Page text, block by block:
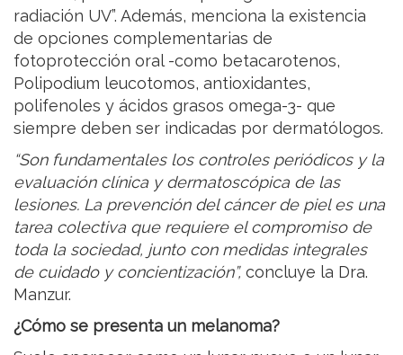
radiación UV”. Además, menciona la existencia
de opciones complementarias de
fotoprotección oral -como betacarotenos,
Polipodium leucotomos, antioxidantes,
polifenoles y ácidos grasos omega-3- que
siempre deben ser indicadas por dermatólogos.
“Son fundamentales los controles periódicos y la
evaluación clínica y dermatoscópica de las
lesiones. La prevención del cáncer de piel es una
tarea colectiva que requiere el compromiso de
toda la sociedad, junto con medidas integrales
de cuidado y concientización”, concluye la Dra.
Manzur.
¿Cómo se presenta un melanoma?